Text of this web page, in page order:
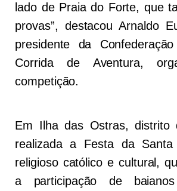
lado de Praia do Forte, que
provas”, destacou Arnaldo
presidente da
Corrida de Aventura,
competição.
Em Ilha das Ostras, distrito
realizada a Festa da
religioso católico e cultural,
a participação de